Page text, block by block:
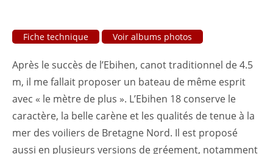
Fiche technique Voir albums photos
Après le succès de l’Ebihen, canot traditionnel de 4.5
m, il me fallait proposer un bateau de même esprit
avec « le mètre de plus ». L’Ebihen 18 conserve le
caractère, la belle carène et les qualités de tenue à la
mer des voiliers de Bretagne Nord. Il est proposé
aussi en plusieurs versions de gréement, notamment